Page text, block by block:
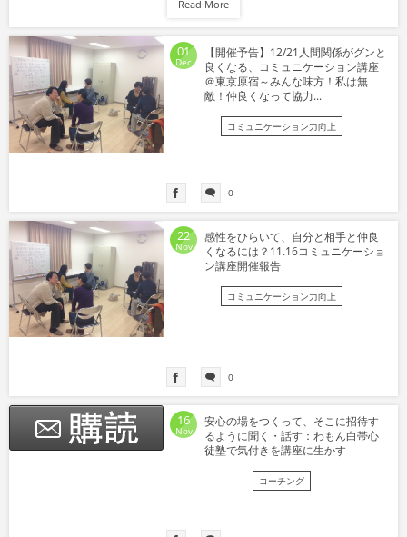
Read More
01
Dec
【開催予告】12/21人間関係がグンと
良くなる、コミュニケーション講座
＠東京原宿～みんな味方！私は無
敵！仲良くなって協力...
コミュニケーション力向上
0
22
Nov
感性をひらいて、自分と相手と仲良
くなるには？11.16コミュニケーショ
ン講座開催報告
コミュニケーション力向上
0
16
Nov
安心の場をつくって、そこに招待す
るように聞く・話す：わもん白帯心
徒塾で気付きを講座に生かす
コーチング